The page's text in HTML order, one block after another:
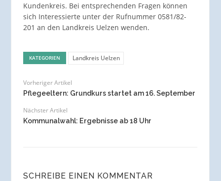
Kundenkreis. Bei entsprechenden Fragen können
sich Interessierte unter der Rufnummer 0581/82-
201 an den Landkreis Uelzen wenden.
KATEGORIEN Landkreis Uelzen
Vorheriger Artikel
Pflegeeltern: Grundkurs startet am 16. September
Nächster Artikel
Kommunalwahl: Ergebnisse ab 18 Uhr
SCHREIBE EINEN KOMMENTAR